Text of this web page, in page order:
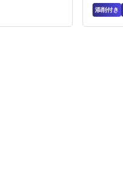
添削付き